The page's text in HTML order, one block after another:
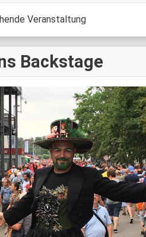
Veranstaltung
Backstage